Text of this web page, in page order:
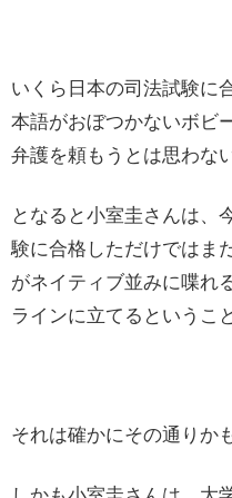
いくら日本の司法試験に
本語がおぼつかないボビ
弁護を頼もうとは思わない
となると小室圭さんは、
験に合格しただけではま
がネイティブ並みに喋れ
ラインに立てるというこ
それは確かにその通りか